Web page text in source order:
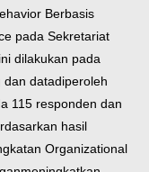
Berbasis
pada Sekretariat
dilakukan pada
dan datadiperoleh
115 responden dan
hasil
Organizational